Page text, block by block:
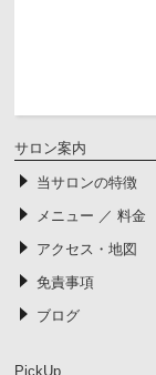
サロン案内
当サロンの特徴
メニュー ／ 料金
アクセス・地図
免責事項
ブログ
PickUp